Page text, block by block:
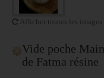
Afficher toutes les images
Vide poche Main
de Fatma résine